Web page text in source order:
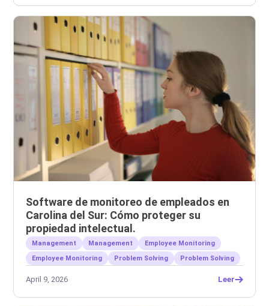
Software de monitoreo de empleados en
Carolina del Sur: Cómo proteger su
propiedad intelectual.
Management Management
Employee Monitoring
Employee Monitoring
Problem Solving Problem Solving
April 9, 2026 Leer